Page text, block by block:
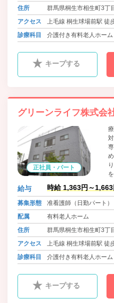
住所
群馬県桐生市相生町3丁
アクセス
上毛線 桐生球場前駅 徒
わたらせ渓谷線 運動公園
診療科目 介護付き有料老人ホーム
キープする
グリーンライフ株式会
正社員・パート
給与 時給 1,363円～1,663
募集形態
准看護師（日勤パート）
配属
有料老人ホーム
住所
群馬県桐生市相生町3丁
アクセス
上毛線 桐生球場前駅 徒
わたらせ渓谷線 運動公園
診療科目 介護付き有料老人ホーム
キープする